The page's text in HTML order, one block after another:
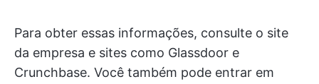
Para obter essas informações, consulte o site
da empresa e sites como Glassdoor e
Crunchbase. Você também pode entrar em